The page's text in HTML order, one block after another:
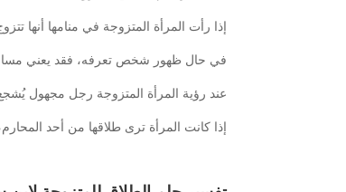
إذا رأت المرأة المتزوجة في منامها أنها
في حال ظهور شخص تعرفه، فقد يعني
عند رؤية المرأة المتزوجة رجل مجهول
إذا كانت المرأة ترى طلاقها من أحد